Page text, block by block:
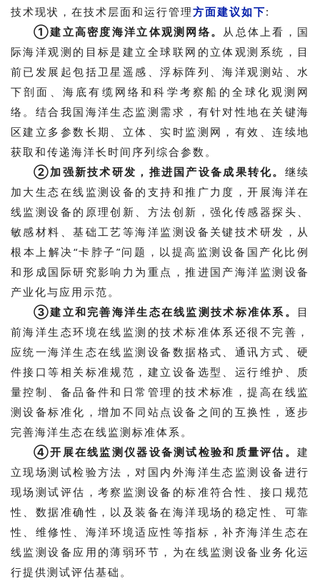
技术现状，在技术层面和运行管理方面建议如下:
①建立高密度海洋立体观测网络。 从 总体上看，国
际海洋观测的目标是建立全球联网的立体观测系统，目
前已发展起包括卫星遥感、浮标阵列、海洋观测站、水
下剖面、海底有缆网络和科学考察船的全球化观测网
络。结合我国海洋生态监测需求，有针对性地在关键海
区建立多参数长期、立体、实时监测网，有效、连续地
获取和传递海洋长时间序列综合参数。
②加强新技术研发，推进国产设备成果转化。 继续
加大生态在线监测设备的支持和推广力度，开展海洋在
线监测设备的原理创新、方法创新，强化传感器探头、
敏感材料、基础工艺等海洋监测设备关键技术研发，从
根本上解决“卡脖子”问题，以提高监测设备国产化比例
和形成国际研究影响力为重点，推进国产海洋监测设备
产业化与应用示范。
③建立和完善海洋生态在线监测技术标准体系。 目
前海洋生态环境在线监测的技术标准体系还很不完善，
应统一海洋生态在线监测设备数据格式、通讯方式、硬
件接口等相关标准规范，建立设备选型、运行维护、质
量控制、备品备件和日常管理的技术标准，提高在线监
测设备标准化，增加不同站点设备之间的互换性，逐步
完善海洋生态在线监测标准体系。
④开展在线监测仪器设备测试检验和质量评估。 建
立现场测试检验方法，对国内外海洋生态监测设备进行
现场测试评估，考察监测设备的标准符合性、接口规范
性、数据准确性，以及装备在海洋现场的稳定性、可靠
性、维修性、海洋环境适应性等指标，补齐海洋生态在
线监测设备应用的薄弱环节，为在线监测设备业务化运
行提供测试评估基础。